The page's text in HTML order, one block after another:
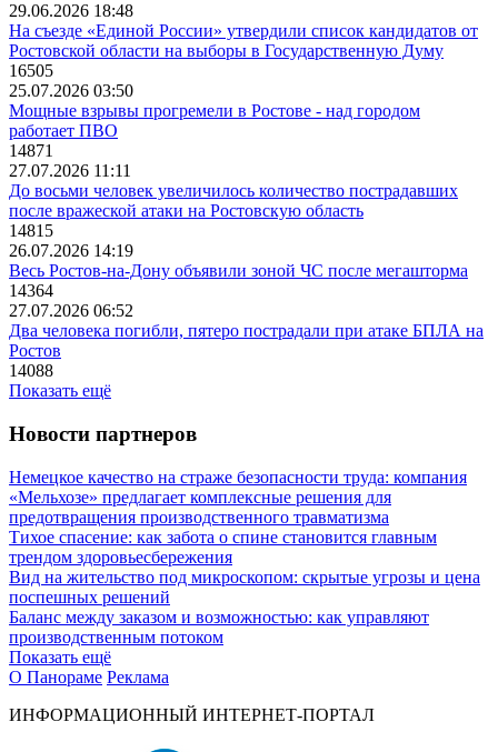
29.06.2026 18:48
На съезде «Единой России» утвердили список кандидатов от
Ростовской области на выборы в Государственную Думу
16505
25.07.2026 03:50
Мощные взрывы прогремели в Ростове - над городом
работает ПВО
14871
27.07.2026 11:11
До восьми человек увеличилось количество пострадавших
после вражеской атаки на Ростовскую область
14815
26.07.2026 14:19
Весь Ростов-на-Дону объявили зоной ЧС после мегашторма
14364
27.07.2026 06:52
Два человека погибли, пятеро пострадали при атаке БПЛА на
Ростов
14088
Показать ещё
Новости партнеров
Немецкое качество на страже безопасности труда: компания
«Мельхозе» предлагает комплексные решения для
предотвращения производственного травматизма
Тихое спасение: как забота о спине становится главным
трендом здоровьесбережения
Вид на жительство под микроскопом: скрытые угрозы и цена
поспешных решений
Баланс между заказом и возможностью: как управляют
производственным потоком
Показать ещё
О Панораме Реклама
ИНФОРМАЦИОННЫЙ ИНТЕРНЕТ-ПОРТАЛ